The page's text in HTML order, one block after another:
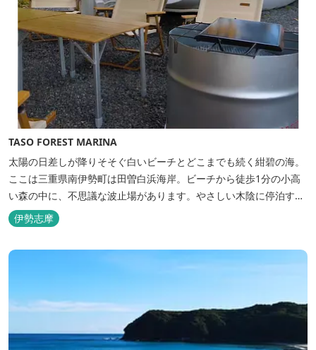
TASO FOREST MARINA
太陽の日差しが降りそそぐ白いビーチとどこまでも続く紺碧の海。
ここは三重県南伊勢町は田曽白浜海岸。ビーチから徒歩1分の小高
い森の中に、不思議な波止場があります。やさしい木陰に停泊する
のは3艇のヨット。日本初の森のマリーナです。 航海の気分高まる
インテリアは見た目からは想像できないほど広く、くつろぎの空
間。夏場でもエアコン完備で快適にお過ごしいただけます。甲板の
伊勢志摩